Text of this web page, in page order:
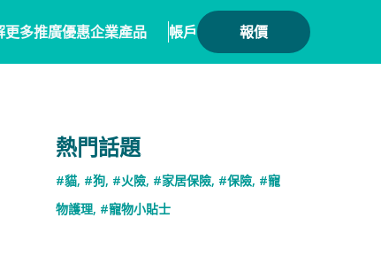
更多推廣優惠
生會員計劃
企業產品
數碼保險
數字資產保險
帳戶 報價
熱門話題
#貓, #狗, #火險, #家居保險, #保險, #寵
物護理, #寵物小貼士